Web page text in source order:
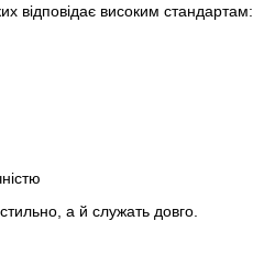
відповідає високим стандартам:
а й служать довго.